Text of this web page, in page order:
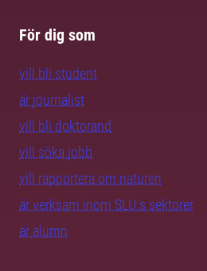
För dig som
vill bli student
är journalist
vill bli doktorand
vill söka jobb
vill rapportera om naturen
är verksam inom SLU:s sektorer
är alumn